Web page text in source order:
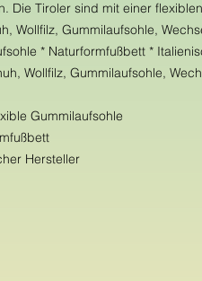
Die Tiroler sind mit einer
Wollfilz, Gummilaufsohle,
* Naturformfußbett *
Wollfilz, Gummilaufsohle,
Gummilaufsohle
Hersteller